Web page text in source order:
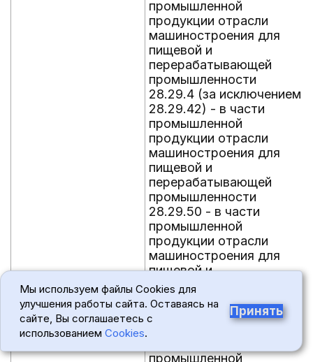
промышленной
продукции отрасли
машиностроения для
пищевой и
перерабатывающей
промышленности
28.29.4 (за исключением
28.29.42) - в части
промышленной
продукции отрасли
машиностроения для
пищевой и
перерабатывающей
промышленности
28.29.50 - в части
промышленной
продукции отрасли
машиностроения для
пищевой и
перерабатывающей
промышленности
28.30.8 (за исключением
промышленной
Мы используем файлы Cookies для
улучшения работы сайта. Оставаясь на
сайте, Вы соглашаетесь с
использованием Cookies.
Принять